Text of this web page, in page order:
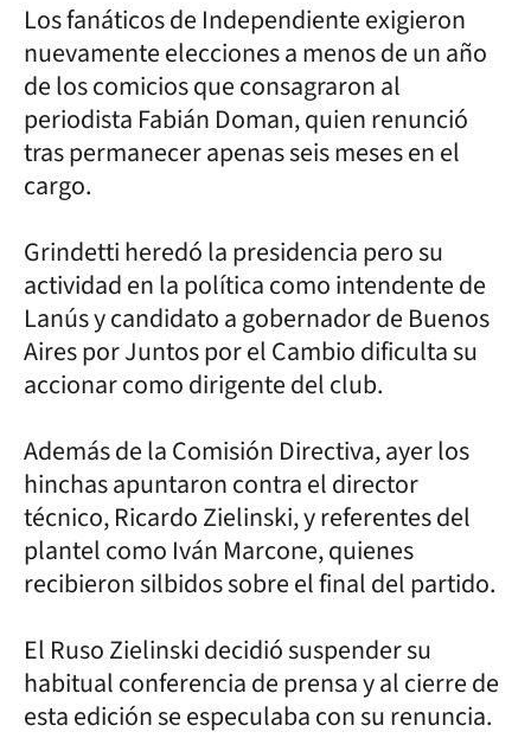
Los fanáticos de Independiente exigieron
nuevamente elecciones a menos de un año
de los comicios que consagraron al
periodista Fabián Doman, quien renunció
tras permanecer apenas seis meses en el
cargo.
Grindetti heredó la presidencia pero su
actividad en la política como intendente de
Lanús y candidato a gobernador de Buenos
Aires por Juntos por el Cambio dificulta su
accionar como dirigente del club.
Además de la Comisión Directiva, ayer los
hinchas apuntaron contra el director
técnico, Ricardo Zielinski, y referentes del
plantel como Iván Marcone, quienes
recibieron silbidos sobre el final del partido.
El Ruso Zielinski decidió suspender su
habitual conferencia de prensa y al cierre de
esta edición se especulaba con su renuncia.